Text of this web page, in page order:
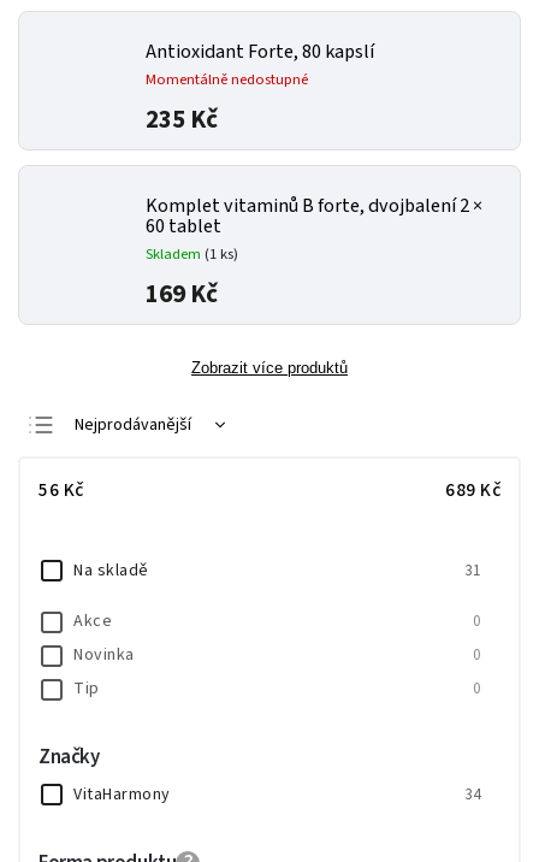
Antioxidant Forte, 80 kapslí
Momentálně nedostupné
235 Kč
Komplet vitaminů B forte, dvojbalení 2 ×
60 tablet
Skladem (1 ks)
169 Kč
Zobrazit více produktů
Nejprodávanější
Nejdražší
56 Kč 689 Kč
Na skladě 31
Akce 0
Novinka 0
Tip 0
Značky
VitaHarmony 34